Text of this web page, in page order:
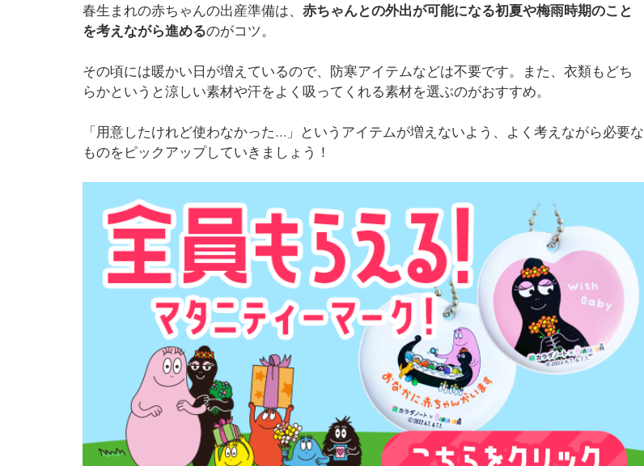
春生まれの赤ちゃんの出産準備は、 赤ちゃんとの外出が可能になる初夏や梅雨時期のこと
を考えながら進めるのがコツ。
その頃には暖かい日が増えているので、防寒アイテムなどは不要です。また、衣類もどち
らかというと涼しい素材や汗をよく吸ってくれる素材を選ぶのがおすすめ。
「用意したけれど使わなかった…」というアイテムが増えないよう、よく考えながら必要な
ものをピックアップしていきましょう！